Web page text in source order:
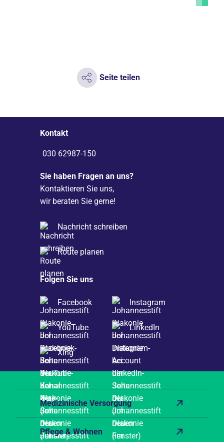
Seite teilen
Kontakt
030 62987-150
Sie haben Fragen an uns?
Kontaktieren Sie uns,
wir beraten Sie gerne!
Nachricht schreiben
Route planen
Folgen Sie uns
Facebook Instagram
YouTube LinkedIn
Xing
Medizinische Versorgung
Pflege & Wohnen